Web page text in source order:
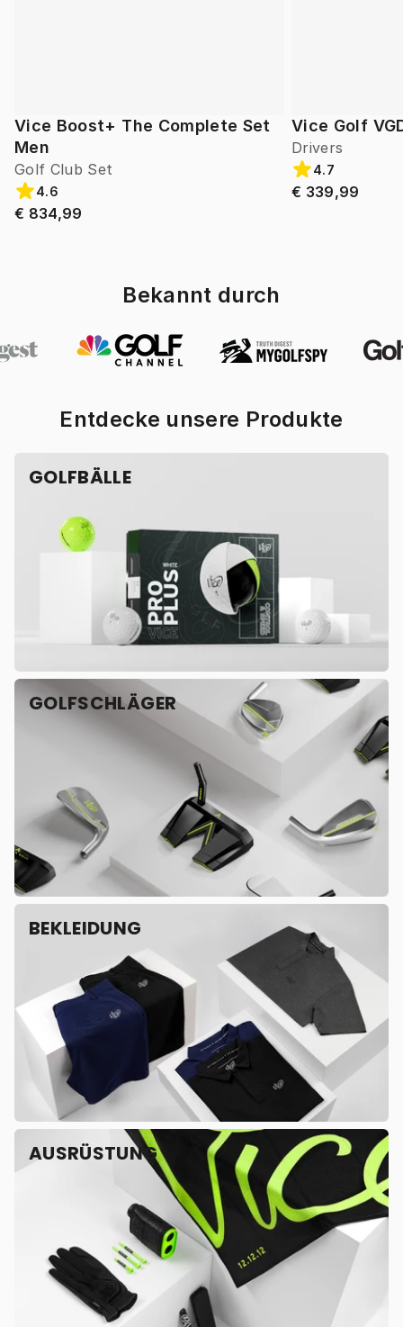
Vice Boost+ The Complete Set
Men
Golf Club Set
4.6
€ 834,99
Vice Golf
Drivers
4.7
€ 339,99
Bekannt durch
Entdecke unsere Produkte
GOLFBÄLLE
GOLFSCHLÄGER
BEKLEIDUNG
AUSRÜSTUNG